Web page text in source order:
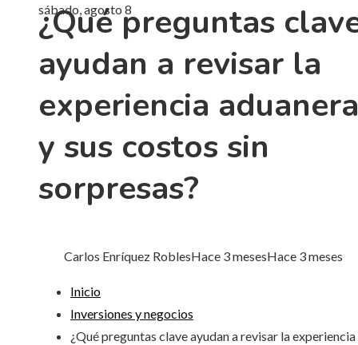
sábado, agosto 8
¿Qué preguntas
ayudan a revisar la
experiencia aduanera
y sus costos sin
sorpresas?
Carlos Enríquez RoblesHace 3 mesesHace 3 meses
Inicio
Inversiones y negocios
¿Qué preguntas clave ayudan a revisar la experiencia